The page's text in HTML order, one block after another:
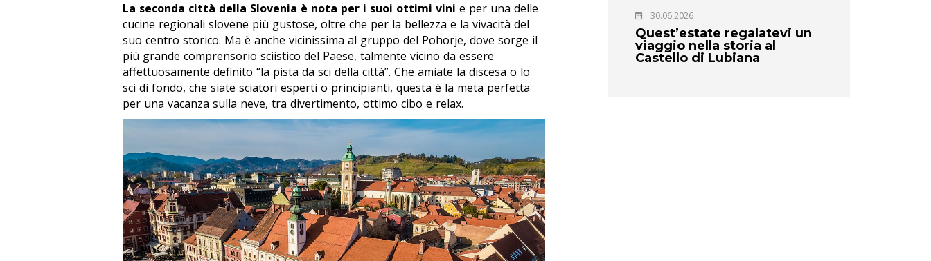
La seconda città della Slovenia è nota per i suoi ottimi vini e per una delle
cucine regionali slovene più gustose, oltre che per la bellezza e la vivacità del
suo centro storico. Ma è anche vicinissima al gruppo del Pohorje, dove sorge il
più grande comprensorio sciistico del Paese, talmente vicino da essere
affettuosamente definito “la pista da sci della città”. Che amiate la discesa o lo
sci di fondo, che siate sciatori esperti o principianti, questa è la meta perfetta
per una vacanza sulla neve, tra divertimento, ottimo cibo e relax.
30.06.2026
Quest’estate regalatevi un
viaggio nella storia al
Castello di Lubiana